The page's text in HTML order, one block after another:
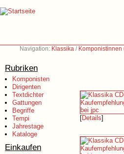
Navigation: Klassika /
Rubriken
Komponisten
Dirigenten
Textdichter
Gattungen
Begriffe
Tempi
Jahrestage
Kataloge
Einkaufen
[Details]